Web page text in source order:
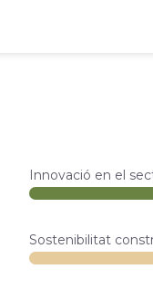
Innovació en el
Sostenibilitat